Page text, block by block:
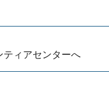
ティアセンターへ